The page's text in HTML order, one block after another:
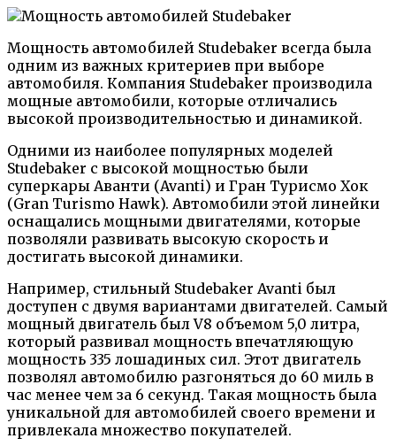
Мощность автомобилей Studebaker всегда была
одним из важных критериев при выборе
автомобиля. Компания Studebaker производила
мощные автомобили, которые отличались
высокой производительностью и динамикой.
Одними из наиболее популярных моделей
Studebaker с высокой мощностью были
суперкары Аванти (Avanti) и Гран Турисмо Хок
(Gran Turismo Hawk). Автомобили этой линейки
оснащались мощными двигателями, которые
позволяли развивать высокую скорость и
достигать высокой динамики.
Например, стильный Studebaker Avanti был
доступен с двумя вариантами двигателей. Самый
мощный двигатель был V8 объемом 5,0 литра,
который развивал мощность впечатляющую
мощность 335 лошадиных сил. Этот двигатель
позволял автомобилю разгоняться до 60 миль в
час менее чем за 6 секунд. Такая мощность была
уникальной для автомобилей своего времени и
привлекала множество покупателей.